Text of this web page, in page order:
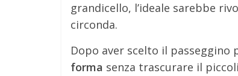
grandicello, l’ideale sarebbe
circonda.
Dopo aver scelto il
forma senza trascurare il